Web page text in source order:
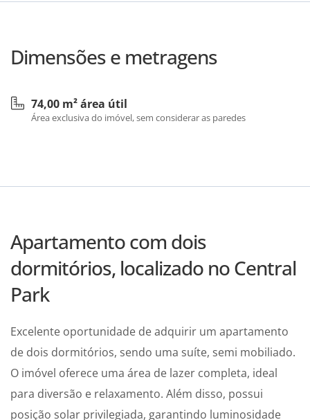
Dimensões e metragens
74,00 m² área útil
Área exclusiva do imóvel, sem considerar as paredes
Apartamento com dois
dormitórios, localizado no Central
Park
Excelente oportunidade de adquirir um apartamento
de dois dormitórios, sendo uma suíte, semi mobiliado.
O imóvel oferece uma área de lazer completa, ideal
para diversão e relaxamento. Além disso, possui
posição solar privilegiada, garantindo luminosidade